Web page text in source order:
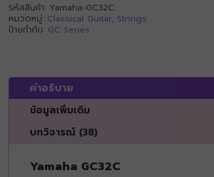
รหัสสินค้า: Yamaha-GC32C
หมวดหมู่: Classical Guitar, Strings
ป้ายกำกับ: GC Series
คำอธิบาย
ข้อมูลเพิ่มเติม
บทวิจารณ์ (38)
Yamaha GC32C